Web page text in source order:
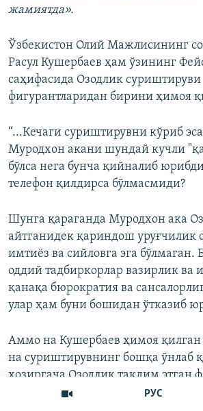
РУС
жамиятда».
Ўзбекистон Олий Мажлисининг
Расул Кушербаев ҳам ўзининг
саҳифасида Озодлик суриштируви
фигурантларидан бирини ҳимоя
“...Кечаги суриштирувни кўриб
Муродхон акани шундай кучли
бўлса нега бунча қийналиб
телефон қилдирса бўлмасмиди?
Шунга қараганда Муродхон ака
айтганидек қариндош уруғчилик
имтиёз ва сийловга эга бўлмаган.
оддий тадбиркорлар вазирлик ва
қанақа бюрократия ва
улар ҳам буни бошидан ўтказиб
Аммо на Кушербаев ҳимоя қилган
на суриштирувнинг бошқа ўнлаб
ҳозиргача Озодлик тақдим этган
на раддия ва на бирон изоҳ